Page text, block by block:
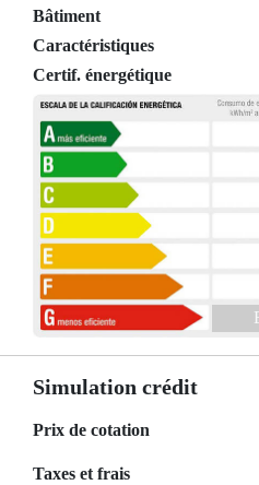
Bâtiment
Caractéristiques
Certif. énergétique
Simulation crédit
Prix de cotation
Taxes et frais